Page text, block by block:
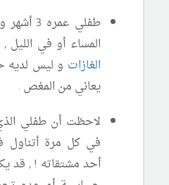
طفلي
المساء أو في
الغازات و ليس لديه
يعاني من المغص .
لاحظت أن طفلي
في كل مرة أتناول
أحد مشتقاته ! , قد